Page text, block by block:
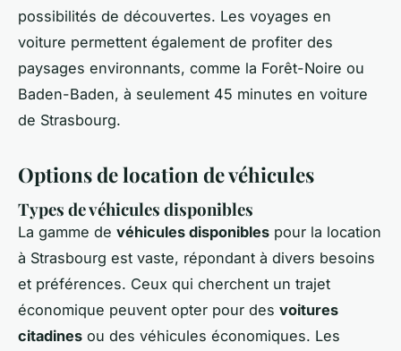
possibilités de découvertes. Les voyages en
voiture permettent également de profiter des
paysages environnants, comme la Forêt-Noire ou
Baden-Baden, à seulement 45 minutes en voiture
de Strasbourg.
Options de location de véhicules
Types de véhicules disponibles
La gamme de véhicules disponibles pour la location
à Strasbourg est vaste, répondant à divers besoins
et préférences. Ceux qui cherchent un trajet
économique peuvent opter pour des voitures
citadines ou des véhicules économiques. Les